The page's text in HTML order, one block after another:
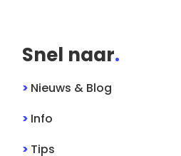
Snel naar.
> Nieuws & Blog
> Info
> Tips